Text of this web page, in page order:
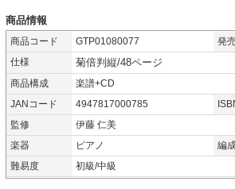
商品情報
商品コード GTP01080077 発
仕様
菊倍判縦/48ページ
商品構成
楽譜+CD
JANコード
4947817000785
監修
伊藤 仁美
楽器
ピアノ 編
難易度
初級/中級